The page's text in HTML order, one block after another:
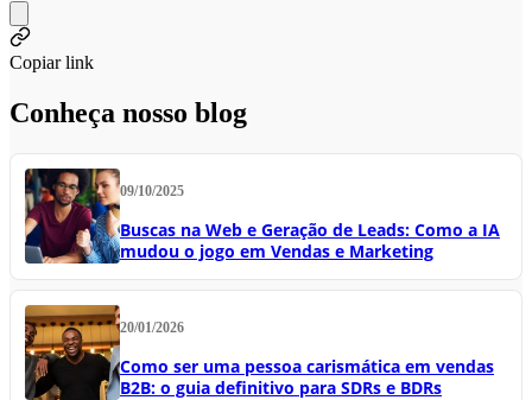
Copiar link
Conheça nosso blog
09/10/2025
Buscas na Web e Geração de Leads: Como a IA
mudou o jogo em Vendas e Marketing
20/01/2026
Como ser uma pessoa carismática em vendas
B2B: o guia definitivo para SDRs e BDRs